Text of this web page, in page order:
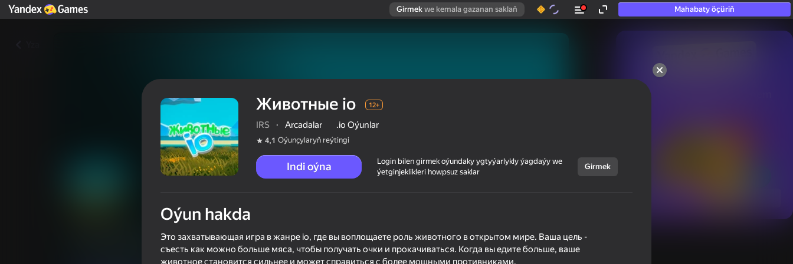
Girmek we kemala gazanan saklaň Mahabaty öçüriň
hatda «oýnamayanlar» hem
Oýunçylaryň reýtingi 12+
Животные io 12+
IRS · Arcadalar .io Oýunlar
4,1 Oýunçylaryň reýtingi
Indi oýna
Login bilen girmek oýundaky ygtyýarlykly ýagdaýy we
ýetginjeklikleri howpsuz saklar
Girmek
Oýun hakda
Это захватывающая игра в жанре io, где вы воплощаете роль животного в открытом мире. Ваша цель -
съесть как можно больше мяса, чтобы получать очки и прокачиваться. Когда вы едите больше, ваше
животное становится сильнее и может справиться с более мощными противниками.